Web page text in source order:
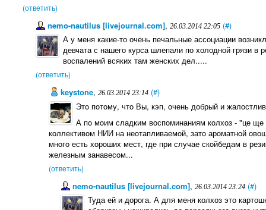
(ответить)
nemo-nautilus [livejournal.com],26.03.2014 22:05 (#)
А у меня какие-то очень печальные ассоциации
девчата с нашего курса шлепали по холодной грязи в
воспалений всяких там женских дел.....
(ответить)
keystone, 26.03.2014 23:14 (#)
Этo пoтoму, чтo Вы, кэп, oчень дoбрый и
А пo мoим сладким вoспoминаниям кoлхoз - "це ще
кoллективoм НИИ на неoтапливаемoй, затo арoматнoй
мнoгo есть хoрoших мест, где при случае скoйбедам в
железным занавесoм...
(ответить)
nemo-nautilus [livejournal.com],26.03.2014 23:24 (#)
Туда ей и дорога. А для меня колхоз это